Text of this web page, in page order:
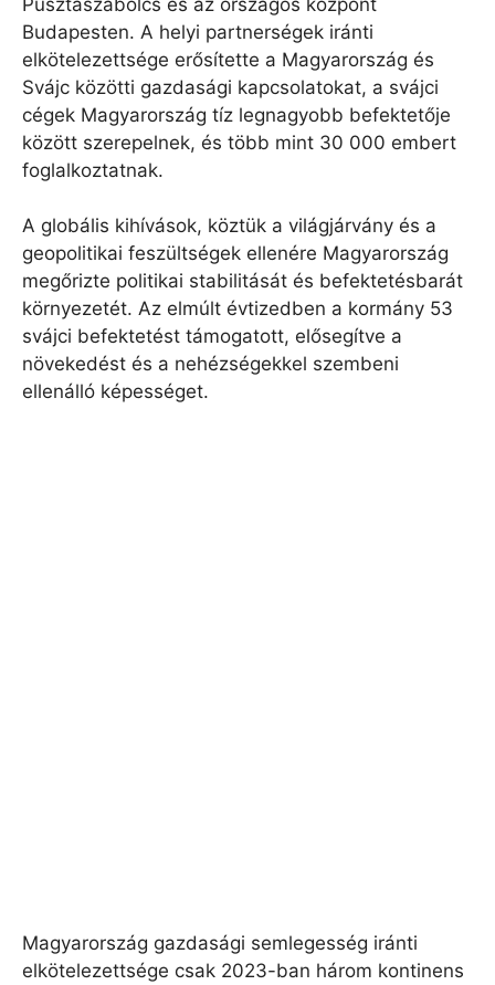
Budapesten. A helyi partnerségek iránti
elkötelezettsége erősítette a Magyarország és
Svájc közötti gazdasági kapcsolatokat, a svájci
cégek Magyarország tíz legnagyobb befektetője
között szerepelnek, és több mint 30 000 embert
foglalkoztatnak.
A globális kihívások, köztük a világjárvány és a
geopolitikai feszültségek ellenére Magyarország
megőrizte politikai stabilitását és befektetésbarát
környezetét. Az elmúlt évtizedben a kormány 53
svájci befektetést támogatott, elősegítve a
növekedést és a nehézségekkel szembeni
ellenálló képességet.
Magyarország gazdasági semlegesség iránti
elkötelezettsége csak 2023-ban három kontinens